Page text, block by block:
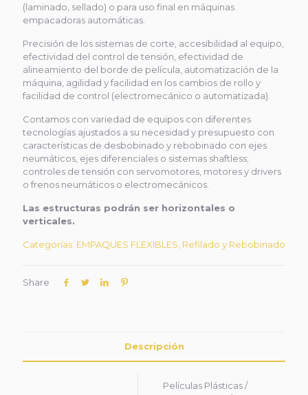
(laminado, sellado) o para uso final en máquinas
empacadoras automáticas.
Precisión de los sistemas de corte, accesibilidad al equipo,
efectividad del control de tensión, efectividad de
alineamiento del borde de película, automatización de la
máquina, agilidad y facilidad en los cambios de rollo y
facilidad de control (electromecánico o automatizada).
Contamos con variedad de equipos con diferentes
tecnologías ajustados a su necesidad y presupuesto con
características de desbobinado y rebobinado con ejes
neumáticos, ejes diferenciales o sistemas shaftless;
controles de tensión con servomotores, motores y drivers
o frenos neumáticos o electromecánicos.
Las estructuras podrán ser horizontales o
verticales.
Categorías: EMPAQUES FLEXIBLES Refilado y Rebobinado
Share
Descripción
Películas Plásticas /